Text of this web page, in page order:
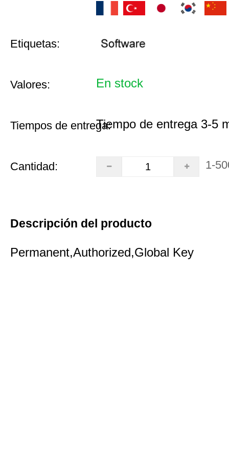
Etiquetas:
Valores: En stock
Tiempos de entrega:Tiempo de entrega 3-5
Cantidad: 1-
Descripción del producto
Permanent,Authorized,Global Key